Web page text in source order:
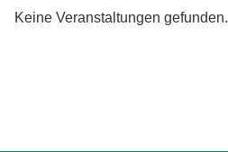
Keine Veranstaltungen gefunden.